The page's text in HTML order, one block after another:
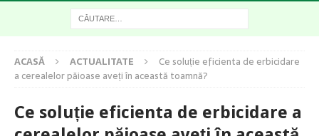
ACASĂ ACTUALITATE
Ce soluție eficienta de erbicidare
a cerealelor păioase aveți în această toamnă?
Ce soluție eficienta de erbicidare a